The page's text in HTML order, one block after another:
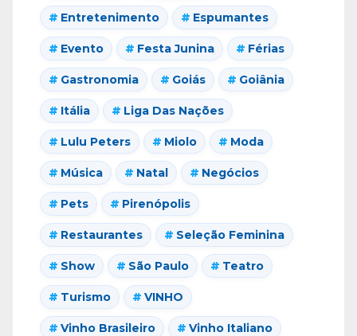
Entretenimento Espumantes
Evento Festa Junina Férias
Gastronomia Goiás Goiânia
Itália Liga Das Nações
Lulu Peters Miolo Moda
Música Natal Negócios
Pets Pirenópolis
Restaurantes Seleção Feminina
Show São Paulo Teatro
Turismo VINHO
Vinho Brasileiro Vinho Italiano